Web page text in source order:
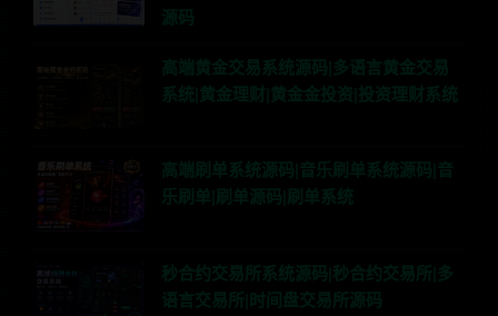
源码
高端黄金交易系统源码|多语言黄金交易
系统|黄金理财|黄金金投资|投资理财系统
高端刷单系统源码|音乐刷单系统源码|音
乐刷单|刷单源码|刷单系统
秒合约交易所系统源码|秒合约交易所|多
语言交易所|时间盘交易所源码